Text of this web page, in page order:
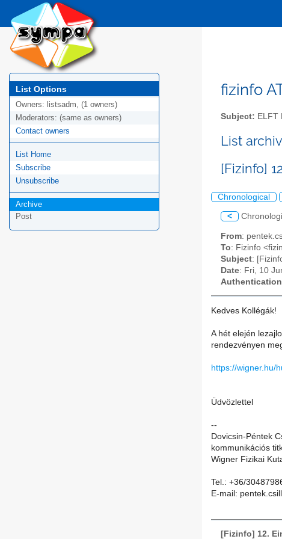
List Options
Owners: listsadm, (1 owners)
Moderators: (same as owners)
Contact owners
List Home
Subscribe
Unsubscribe
Archive
Post
fizinfo
Subject: ELFT
List
[Fizinfo]
Chronological
<
From:
To: Fizinfo
Subject:
Date: Fri, 10
Kedves Kollégák!
A hét elején
rendezvényen
https://wigner.hu/
Üdvözlettel
--
Dovicsin-Péntek
kommunikációs
Wigner Fizikai
Tel.: +36/
E-mail:
[Fizinfo] 12.